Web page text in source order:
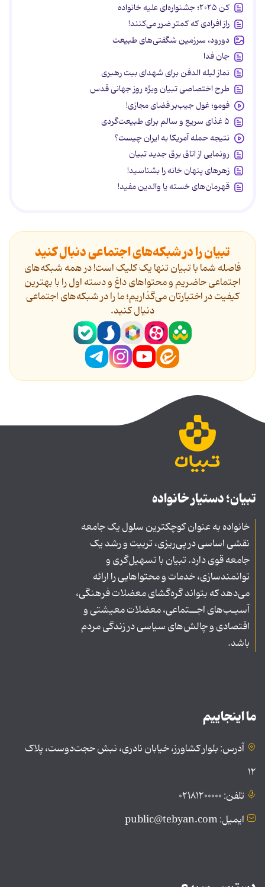
کن ۲۰۲۵؛ جشنواره‌ای علیه خانواده
راز افرادی که کمتر ضرر می‌کنند!
دورود، سرزمین شگفتی‌های طبیعت
جان فدا
نماز لیله الدفن برای شهدای بیت رهبری
طرح اختصاصی تبیان ویژه روز جهانی قدس
فومو؛ غول جیب‌بر فضای مجازی!
۵ غذای سریع و سالم برای طبیعت‌گردی
نتیجه حمله آمریکا به ایران چیست؟
رونمایی از اتاق برق جدید تبیان
زهرهای پنهان خانه را بشناسید!
قهرمان‌های خسته یا والدین مفید!
تبیان را در شبکه‌های اجتماعی دنبال کنید
فاصله شما با تبیان تنها یک کلیک است! در همه شبکه‌های
اجتماعی حاضریم و محتواهای داغ و دسته اول را با بهترین
کیفیت در اختیارتان می‌گذاریم؛ ما را در شبکه‌های اجتماعی
دنیال کنید.
تبیان؛ دستیار خانواده
خانواده به عنوان کوچکترین سلول یک جامعه
نقشی اساسی در پی‌ریزی، تربیت و رشد یک
جامعه قوی دارد. تبیان با تسهیل‌گری و
توانمندسازی، خدمات و محتواهایی را ارائه
می‌دهد که بتواند گره‌گشای معضلات فرهنگی،
آسیـب‌های اجــتماعی، معضلات معیشتی و
اقتصادی و چالش‌های سیاسی در زندگی مردم
باشد.
ما اینجاییم
آدرس: بلوار کشاورز، خیابان نادری، نبش حجت‌دوست، پلاک
۱۲
تلفن: ۰۲۱۸۱۲۰۰۰۰۰
ایمیل: public@tebyan.com